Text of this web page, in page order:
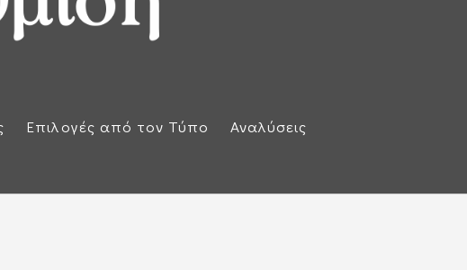
Επιλογές από τον Τύπο
Αναλύσεις